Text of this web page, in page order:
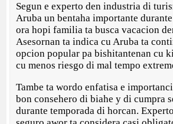
Segun e experto den industria di
Aruba un bentaha importante
ora hopi familia ta busca vacacion
Asesornan ta indica cu Aruba ta
opcion popular pa bishitantenan cu
cu menos riesgo di mal tempo
Tambe ta wordo enfatisa e
bon consehero di biahe y di cumpra
durante temporada di horcan.